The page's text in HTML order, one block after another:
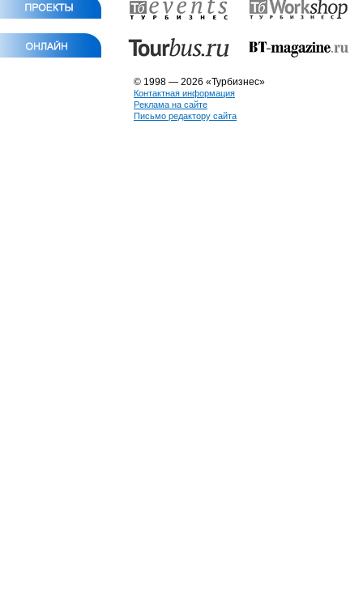
© 1998 — 2026 «Турбизнес»
Контактная информация
Реклама на сайте
Письмо редактору сайта